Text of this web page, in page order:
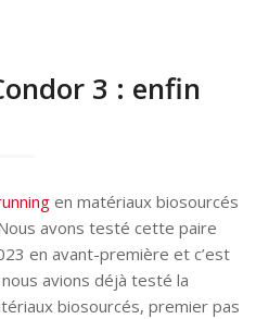
3 : enfin
en matériaux biosourcés
avons testé cette paire
en avant-première et c’est
avions déjà testé la
biosourcés, premier pas